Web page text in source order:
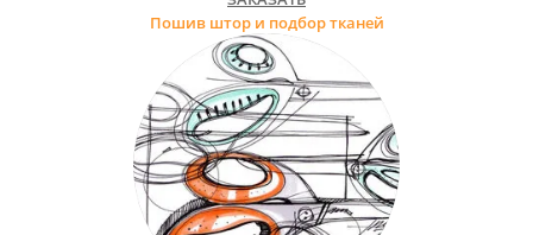
Пошив штор и подбор тканей